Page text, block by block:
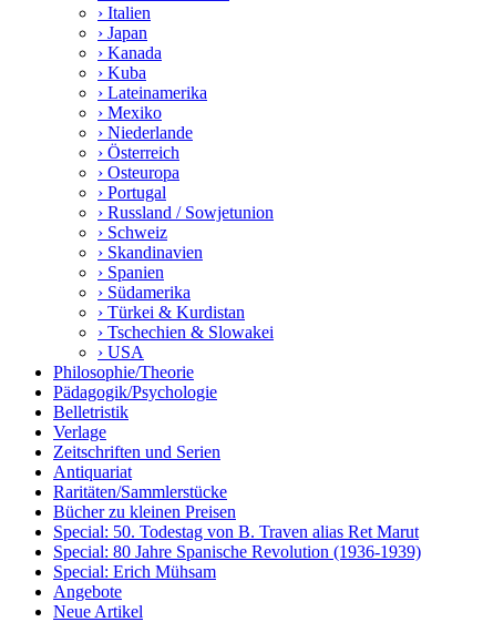
› Italien
› Japan
› Kanada
› Kuba
› Lateinamerika
› Mexiko
› Niederlande
› Österreich
› Osteuropa
› Portugal
› Russland / Sowjetunion
› Schweiz
› Skandinavien
› Spanien
› Südamerika
› Türkei & Kurdistan
› Tschechien & Slowakei
› USA
Philosophie/Theorie
Pädagogik/Psychologie
Belletristik
Verlage
Zeitschriften und Serien
Antiquariat
Raritäten/Sammlerstücke
Bücher zu kleinen Preisen
Special: 50. Todestag von B. Traven alias Ret Marut
Special: 80 Jahre Spanische Revolution (1936-1939)
Special: Erich Mühsam
Angebote
Neue Artikel